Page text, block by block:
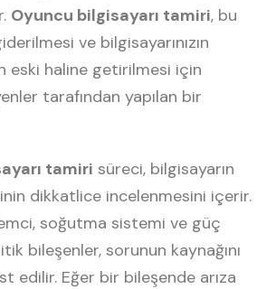
Oyuncu bilgisayarı tamiri, bu
ve bilgisayarınızın
eski haline getirilmesi için
tarafından yapılan bir
tamiri süreci, bilgisayarın
dikkatlice incelenmesini içerir.
soğutma sistemi ve güç
bileşenler, sorunun kaynağını
edilir. Eğer bir bileşende arıza